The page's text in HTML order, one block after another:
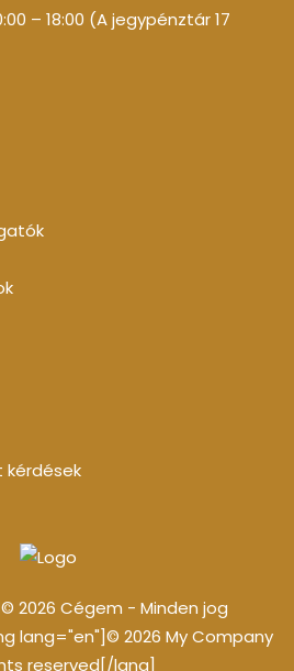
– 18:00 (A jegypénztár 17
kérdések
2026 Cégem - Minden jog
lang="en"]© 2026 My Company
reserved[/lang]